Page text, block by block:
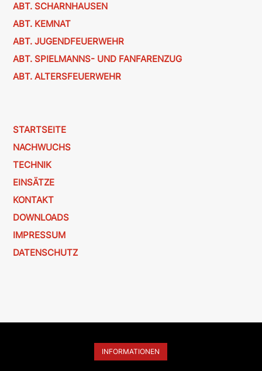
ABT. SCHARNHAUSEN
ABT. KEMNAT
ABT. JUGENDFEUERWEHR
ABT. SPIELMANNS- UND FANFARENZUG
ABT. ALTERSFEUERWEHR
STARTSEITE
NACHWUCHS
TECHNIK
EINSÄTZE
KONTAKT
DOWNLOADS
IMPRESSUM
DATENSCHUTZ
INFORMATIONEN